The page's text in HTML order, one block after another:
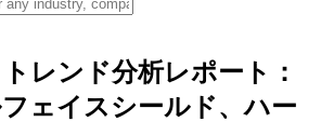
レンド分析レポート：
ェイスシールド、ハー